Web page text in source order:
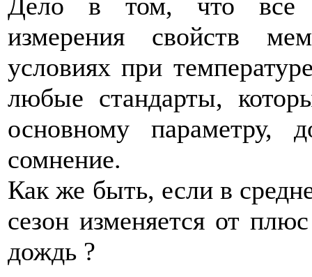
измерения свойств
условиях при
любые стандарты,
основному параметру,
сомнение.
Как же быть, если в
сезон изменяется от
дождь ?